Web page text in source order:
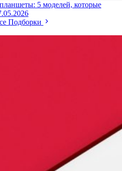
5 моделей, которые
Подборки